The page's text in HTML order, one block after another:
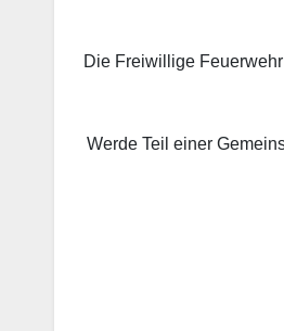
Die Freiwillige
Werde Teil einer